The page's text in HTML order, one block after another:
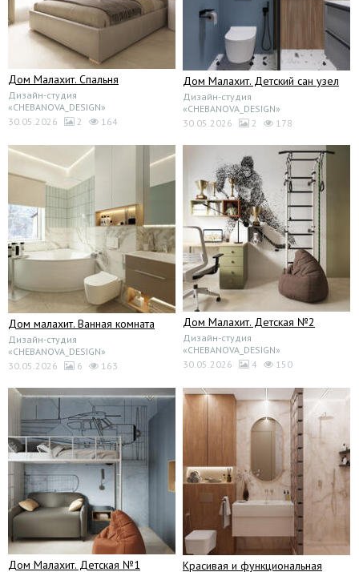
Дом Малахит. Спальня
Дизайн-студия
«CHEBANOVA_DESIGN»
30.05.2026
2 164
Дом Малахит. Детский сан узел
Дизайн-студия
«CHEBANOVA_DESIGN»
30.05.2026
2 178
Дом малахит. Ванная комната
Дизайн-студия
«CHEBANOVA_DESIGN»
30.05.2026
6 163
Дом Малахит. Детская №2
Дизайн-студия
«CHEBANOVA_DESIGN»
30.05.2026
4 150
Дом Малахит. Детская №1 Красивая и функциональная